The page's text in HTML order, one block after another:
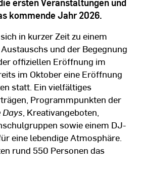
kommende Jahr 2026.
in kurzer Zeit zu einem
und der Begegnung
offiziellen Eröffnung im
im Oktober eine Eröffnung
statt. Ein vielfältiges
Programmpunkten der
, Kreativangeboten,
sowie einem DJ-
eine lebendige Atmosphäre.
rund 550 Personen das